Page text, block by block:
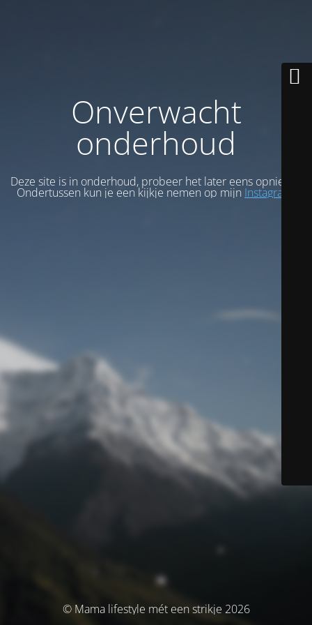
Onverwacht
onderhoud
Deze site is in onderhoud, probeer het later eens opnieuw.
Ondertussen kun je een kijkje nemen op mijn Instagram
© Mama lifestyle mét een strikje 2026